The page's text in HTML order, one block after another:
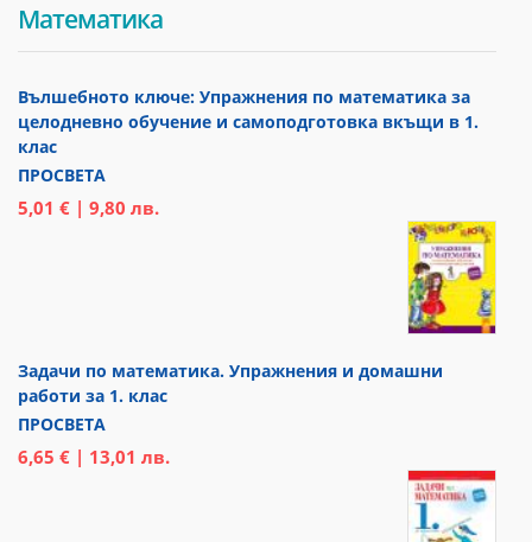
Математика
Вълшебното ключе: Упражнения по математика за
целодневно обучение и самоподготовка вкъщи в 1.
клас
ПРОСВЕТА
5,01 € | 9,80 лв.
Задачи по математика. Упражнения и домашни
работи за 1. клас
ПРОСВЕТА
6,65 € | 13,01 лв.